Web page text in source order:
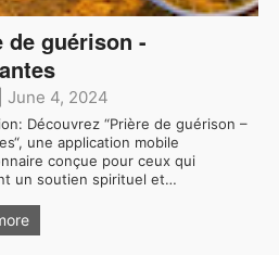
de guérison -
June 4, 2024
Découvrez “Prière de guérison –
une application mobile
conçue pour ceux qui
un soutien spirituel et…